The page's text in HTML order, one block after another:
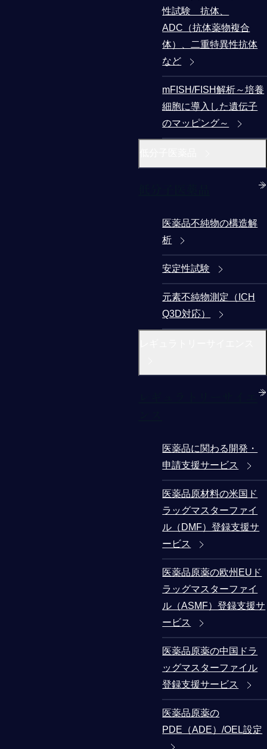
性試験 抗体、
ADC（抗体薬物複合
体）、二重特異性抗体
など
mFISH/FISH解析～培養
細胞に導入した遺伝子
のマッピング～
医薬品不純物の構造解
析
安定性試験
元素不純物測定（ICH
Q3D対応）
医薬品に関わる開発・
申請支援サービス
医薬品原材料の米国ド
ラッグマスターファイ
ル（DMF）登録支援サ
ービス
医薬品原薬の欧州EUド
ラッグマスターファイ
ル（ASMF）登録支援サ
ービス
医薬品原薬の中国ドラ
ッグマスターファイル
登録支援サービス
医薬品原薬の
PDE（ADE）/OEL設定